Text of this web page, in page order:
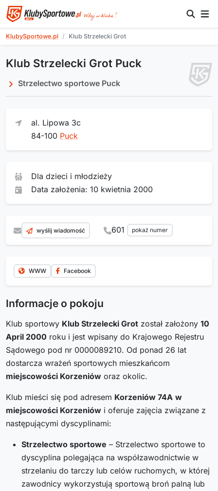
KlubySportowe.pl Klub Strzelecki Grot
Klub Strzelecki Grot Puck
Strzelectwo sportowe Puck
al. Lipowa 3c
84-100 Puck
Dla dzieci i młodzieży
Data założenia: 10 kwietnia 2000
wyślij wiadomość 601 pokaż numer
WWW Facebook
Informacje o pokoju
Klub sportowy Klub Strzelecki Grot został założony 10
April 2000 roku i jest wpisany do Krajowego Rejestru
Sądowego pod nr 0000089210. Od ponad 26 lat
dostarcza wrażeń sportowych mieszkańcom
miejscowości Korzeniów oraz okolic.
Klub mieści się pod adresem Korzeniów 74A w
miejscowości Korzeniów i oferuje zajęcia związane z
następującymi dyscyplinami:
Strzelectwo sportowe – Strzelectwo sportowe to
dyscyplina polegająca na współzawodnictwie w
strzelaniu do tarczy lub celów ruchomych, w której
zawodnicy wykorzystują sportową broń palną lub